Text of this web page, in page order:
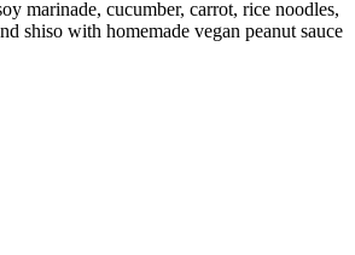
marinade, cucumber, carrot, rice noodles,
shiso with homemade vegan peanut sauce